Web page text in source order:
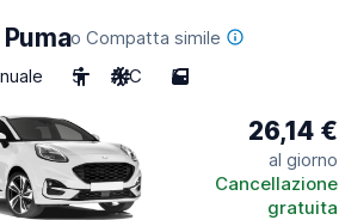
o Compatta simile
5 A/C 5
26,14 €
al giorno
Cancellazione
gratuita